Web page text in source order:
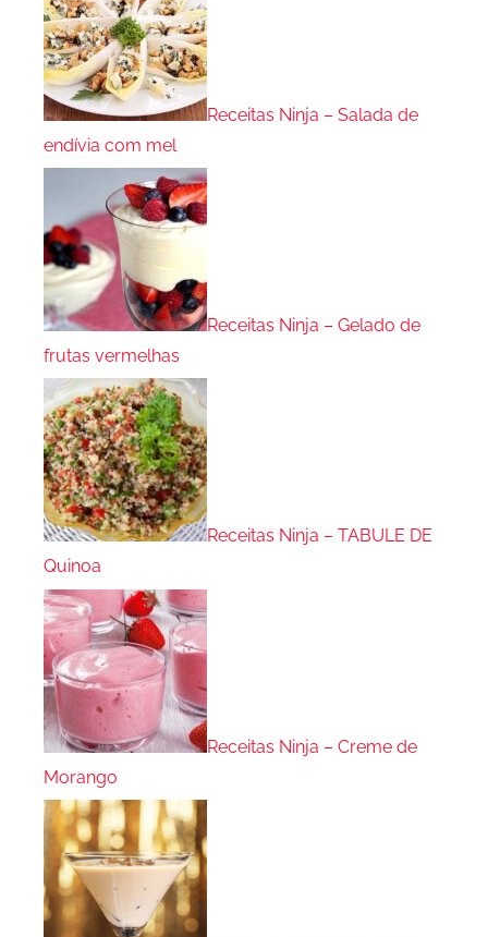
Receitas Ninja – Salada de
endívia com mel
Receitas Ninja – Gelado de
frutas vermelhas
Receitas Ninja – TABULE DE
Quinoa
Receitas Ninja – Creme de
Morango